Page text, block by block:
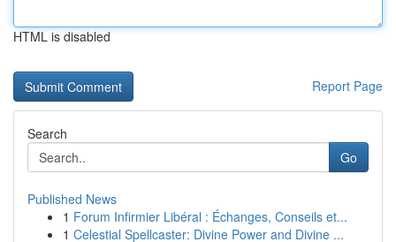
HTML is disabled
Report Page
Search
Go
Published News
1 Forum Infirmier Libéral : Échanges, Conseils et...
1 Celestial Spellcaster: Divine Power and Divine ...